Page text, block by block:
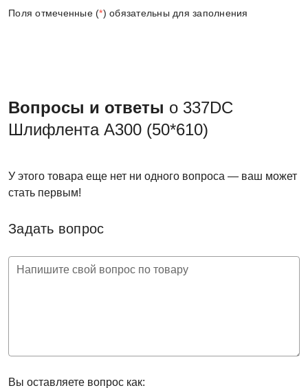
Поля отмеченные (*) обязательны для заполнения
Вопросы и ответы о 337DC
Шлифлента A300 (50*610)
Задать вопрос
Напишите свой вопрос по товару
Вы оставляете вопрос как:
У этого товара еще нет ни одного вопроса — ваш может
стать первым!